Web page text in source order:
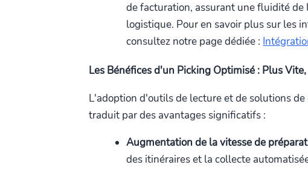
de facturation, assurant une fluidité
logistique. Pour en savoir plus sur les
consultez notre page dédiée :
Les Bénéfices d'un Picking Optimisé : Plus
L'adoption d'outils de lecture et de solutions
traduit par des avantages significatifs :
Augmentation de la vitesse de
des itinéraires et la collecte